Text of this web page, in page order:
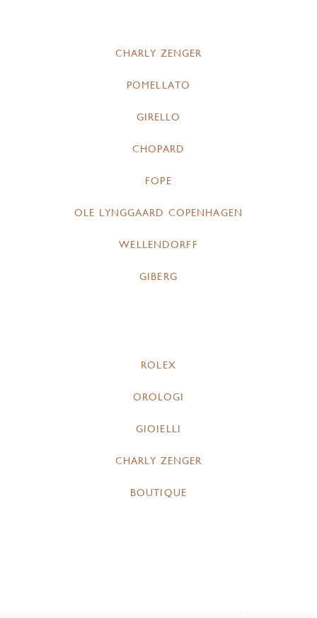
CHARLY ZENGER
POMELLATO
GIRELLO
CHOPARD
FOPE
OLE LYNGGAARD COPENHAGEN
WELLENDORFF
GIBERG
ROLEX
OROLOGI
GIOIELLI
CHARLY ZENGER
BOUTIQUE